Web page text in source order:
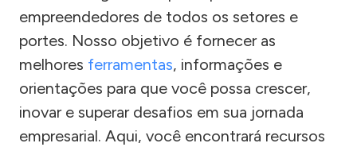
empreendedores de todos os setores e
portes. Nosso objetivo é fornecer as
melhores ferramentas, informações e
orientações para que você possa crescer,
inovar e superar desafios em sua jornada
empresarial. Aqui, você encontrará recursos